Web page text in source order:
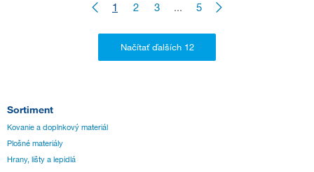
1 2 3 ... 5
Sortiment
Kovanie a doplnkový materiál
Plošné materiály
Hrany, lišty a lepidlá